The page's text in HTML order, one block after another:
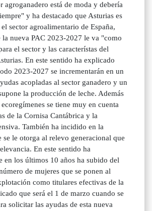
agroganadero está de moda y debería
y ha destacado que Asturias es
sector agroalimentario de España,
la nueva PAC 2023-2027 le va "como
el sector y las característas del
En este sentido ha explicado
2023-2027 se incrementarán en un
acopladas al sector ganadero y un
la producción de leche. Además
se tiene muy en cuenta
de la Cornisa Cantábrica y la
También ha incidido en la
se le otorga al relevo generacional que
En este sentido ha
en los últimos 10 años ha subido del
de mujeres que se ponen al
como titulares efectivas de la
que será el 1 de marzo cuando se
solicitar las ayudas de esta nueva